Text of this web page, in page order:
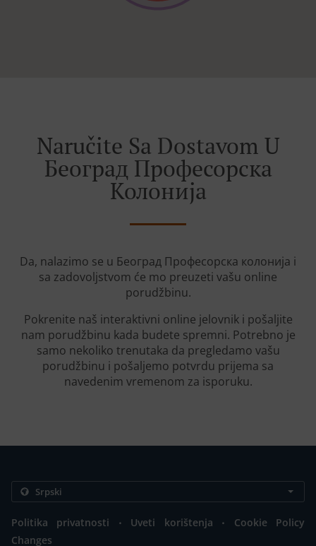
Naručite Sa Dostavom U
Београд Професорска
Колонија
Da, nalazimo se u Београд Професорска колонија i
sa zadovoljstvom će mo preuzeti vašu online
porudžbinu.
Pokrenite naš interaktivni online jelovnik i pošaljite
nam porudžbinu kada budete spremni. Potrebno je
samo nekoliko trenutaka da pregledamo vašu
porudžbinu i pošaljemo potvrdu prijema sa
navedenim vremenom za isporuku.
Politika privatnosti . Uveti korištenja .
Cookie Policy
Changes